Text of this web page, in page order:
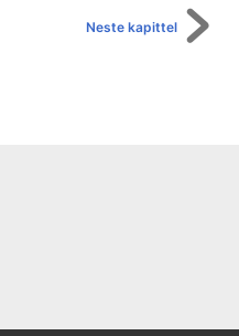
Neste kapittel